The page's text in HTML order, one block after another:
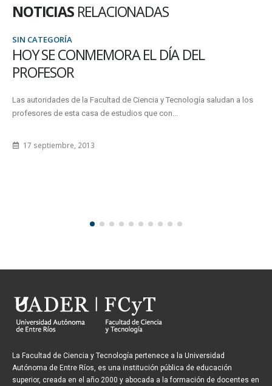
NOTICIAS RELACIONADAS
SIN CATEGORÍA
HOY SE CONMEMORA EL DÍA DEL
PROFESOR
Las autoridades de la Facultad de Ciencia y Tecnología saludan a los
profesores de esta casa de estudios que con...
17 septiembre, 2013
La Facultad de Ciencia y Tecnología pertenece a la Universidad
Autónoma de Entre Ríos, es una institución pública de educación
superior, creada en el año 2000 y abocada a la formación de docentes en